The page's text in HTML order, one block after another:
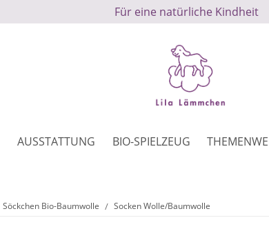
Für eine natürliche Kindheit
AUSSTATTUNG BIO-SPIELZEUG
Söckchen Bio-Baumwolle Socken Wolle/Baumwolle